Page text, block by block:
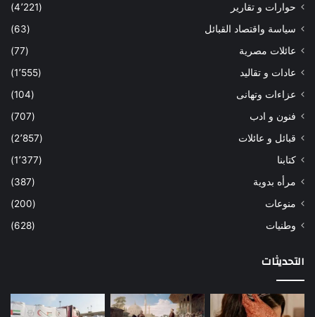
حوارات و تقارير
(4٬221)
سياسة واقتصاد القبائل
(63)
عائلات مصرية
(77)
عادات و تقاليد
(1٬555)
عزاءات وتهانى
(104)
فنون و ادب
(707)
قبائل و عائلات
(2٬857)
كتابنا
(1٬377)
مرأه بدوية
(387)
منوعات
(200)
وطنيات
(628)
التحديثات